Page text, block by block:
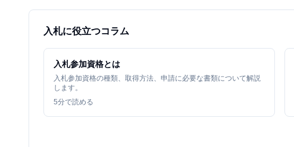
入札に役立つコラム
入札参加資格とは
入札参加資格の種類、取得方法、申請に必要な書類について解説
します。
5分で読める